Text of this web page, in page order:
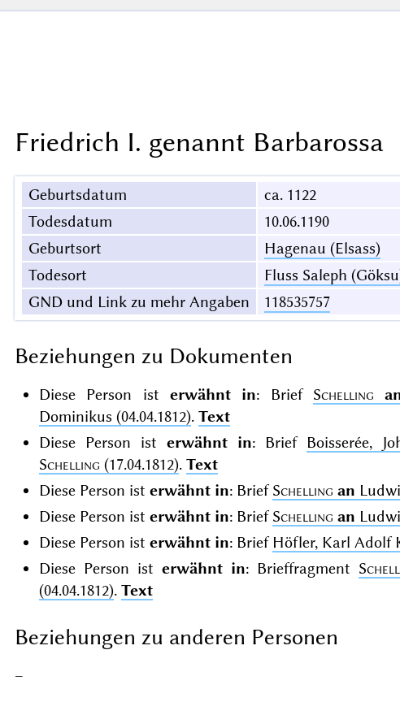
Friedrich I. genannt Barbarossa
Geburtsdatum
ca. 1122
Todesdatum
10.06.1190
Geburtsort
Hagenau (Elsass)
Todesort
Fluss Saleph
GND und Link zu mehr Angaben
118535757
Beziehungen zu Dokumenten
Diese Person ist erwähnt in: Brief Schelling
Dominikus (04.04.1812). Text
Diese Person ist erwähnt in: Brief Boisserée,
Schelling (17.04.1812). Text
Diese Person ist erwähnt in: BriefSchelling an
Diese Person ist erwähnt in: BriefSchelling an
Diese Person ist erwähnt in: Brief Höfler, Karl Adolf
Diese Person isterwähnt in: Brieffragment
(04.04.1812). Text
Beziehungen zu anderen Personen
–